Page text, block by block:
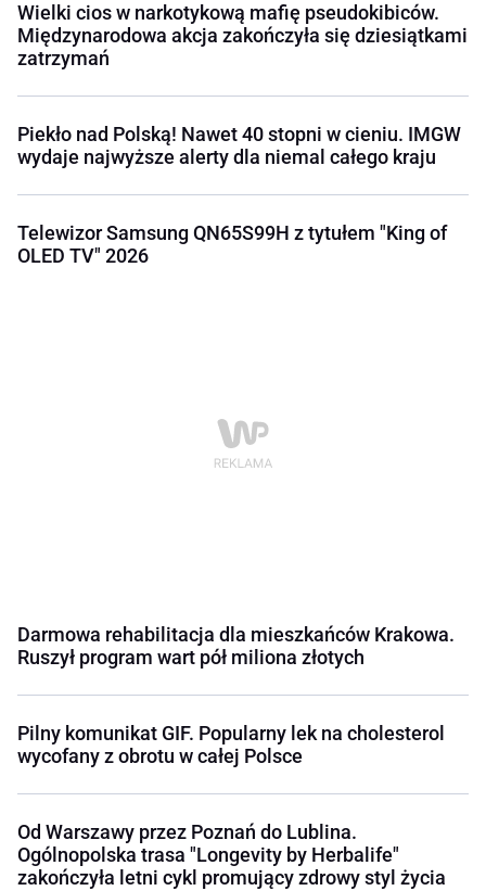
Wielki cios w narkotykową mafię pseudokibiców.
Międzynarodowa akcja zakończyła się dziesiątkami
zatrzymań
Piekło nad Polską! Nawet 40 stopni w cieniu. IMGW
wydaje najwyższe alerty dla niemal całego kraju
Telewizor Samsung QN65S99H z tytułem "King of
OLED TV" 2026
Darmowa rehabilitacja dla mieszkańców Krakowa.
Ruszył program wart pół miliona złotych
Pilny komunikat GIF. Popularny lek na cholesterol
wycofany z obrotu w całej Polsce
Od Warszawy przez Poznań do Lublina.
Ogólnopolska trasa "Longevity by Herbalife"
zakończyła letni cykl promujący zdrowy styl życia